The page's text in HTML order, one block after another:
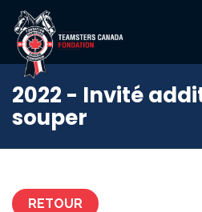
2022 - Invité
souper
RETOUR